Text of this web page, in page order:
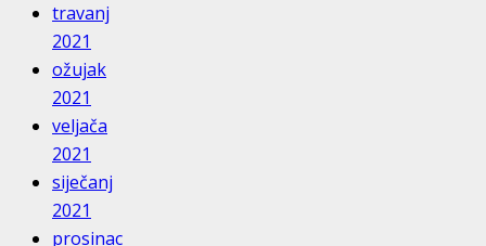
travanj
2021
ožujak
2021
veljača
2021
siječanj
2021
prosinac